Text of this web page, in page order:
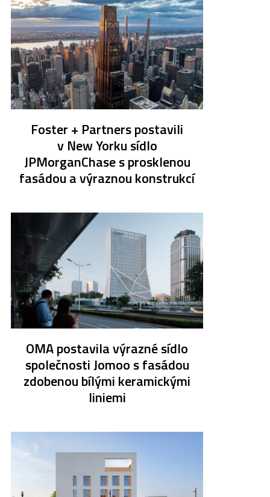
Foster + Partners postavili
v New Yorku sídlo
JPMorganChase s prosklenou
fasádou a výraznou konstrukcí
OMA postavila výrazné sídlo
společnosti Jomoo s fasádou
zdobenou bílými keramickými
liniemi